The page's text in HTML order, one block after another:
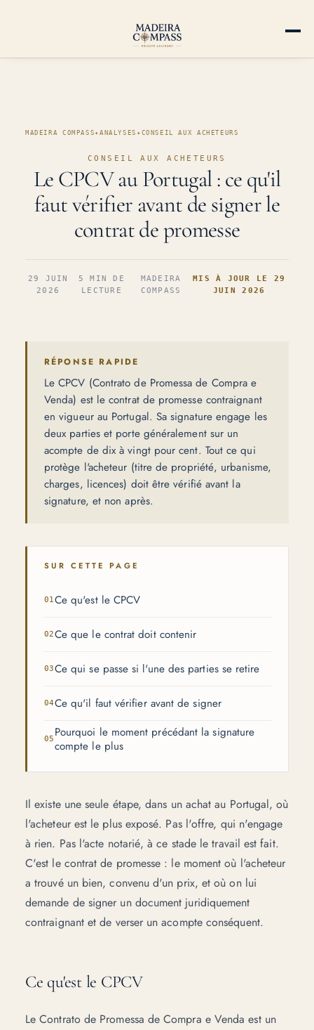
MADEIRA COMPASS ✦ ANALYSES ✦ CONSEIL AUX ACHETEURS
CONSEIL AUX ACHETEURS
Le CPCV au Portugal : ce qu'il
faut vérifier avant de signer le
contrat de promesse
29 JUIN
2026
5 MIN DE
LECTURE
MADEIRA
COMPASS
MIS À JOUR LE 29
JUIN 2026
RÉPONSE RAPIDE
Le CPCV (Contrato de Promessa de Compra e
Venda) est le contrat de promesse contraignant
en vigueur au Portugal. Sa signature engage les
deux parties et porte généralement sur un
acompte de dix à vingt pour cent. Tout ce qui
protège l'acheteur (titre de propriété, urbanisme,
charges, licences) doit être vérifié avant la
signature, et non après.
SUR CETTE PAGE
Ce qu'est le CPCV
Ce que le contrat doit contenir
Ce qui se passe si l'une des parties se retire
Ce qu'il faut vérifier avant de signer
Pourquoi le moment précédant la signature
compte le plus
Il existe une seule étape, dans un achat au Portugal, où
l'acheteur est le plus exposé. Pas l'offre, qui n'engage
à rien. Pas l'acte notarié, à ce stade le travail est fait.
C'est le contrat de promesse : le moment où l'acheteur
a trouvé un bien, convenu d'un prix, et où on lui
demande de signer un document juridiquement
contraignant et de verser un acompte conséquent.
Ce qu'est le CPCV
Le Contrato de Promessa de Compra e Venda est un